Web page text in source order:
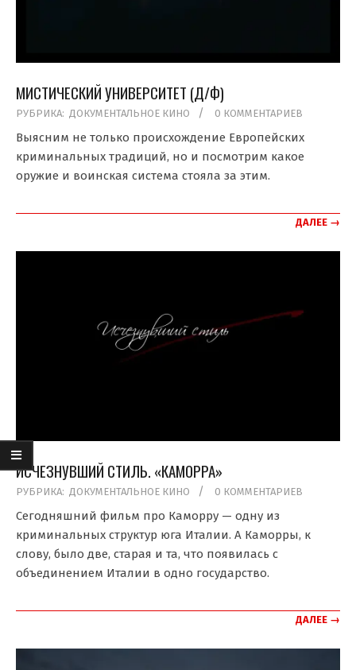
МИСТИЧЕСКИЙ УНИВЕРСИТЕТ (Д/Ф)
2021-
01-
РУБРИКА: ДОКУМЕНТАЛЬНОЕ КИНО 0 КОММЕНТАРИЕВ
Выясним не только происхождение Европейских
криминальных традиций, но и посмотрим какое
оружие и воинская система стояла за этим.
ДАЛЕЕ →
ИСЧЕЗНУВШИЙ СТИЛЬ. «КАМОРРА»
2020-
10-
РУБРИКА: ДОКУМЕНТАЛЬНОЕ КИНО 0 КОММЕНТАРИЕВ
Сегодняшний фильм про Каморру — одну из
криминальных структур юга Италии. А Каморры, к
слову, было две, старая и та, что появилась с
объединением Италии в одно государство.
ДАЛЕЕ →